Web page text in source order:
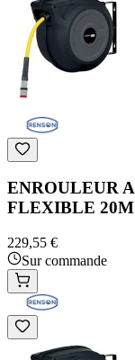
ENROULEUR
FLEXIBLE
229,55 €
Sur commande